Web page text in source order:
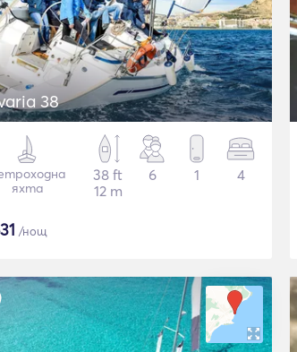
38
яхта
38 ft
12 m
6 1 4
/нощ